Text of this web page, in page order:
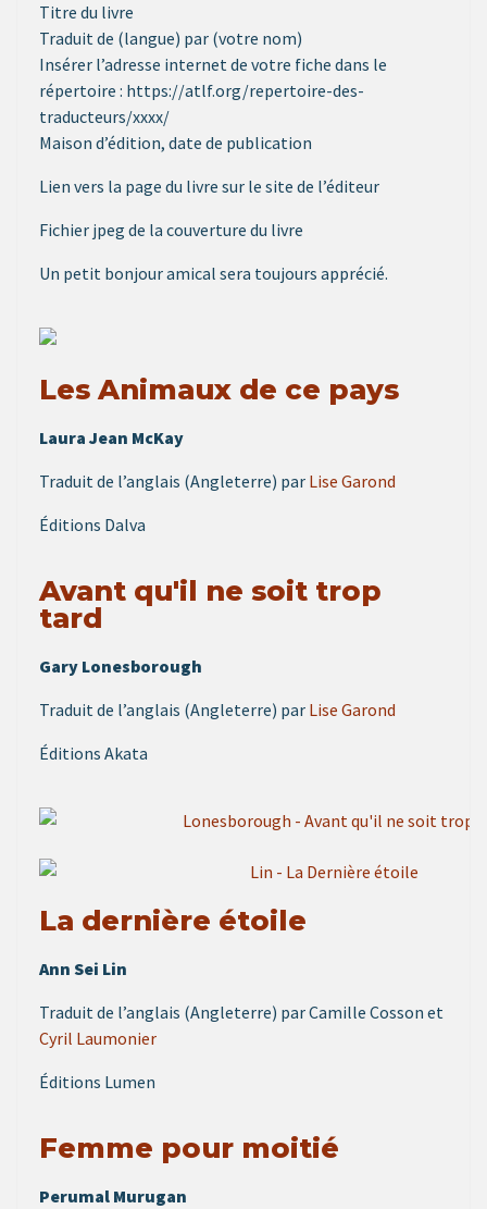
Titre du livre
Traduit de (langue) par (votre nom)
Insérer l’adresse internet de votre fiche dans le
répertoire : https://atlf.org/repertoire-des-
traducteurs/xxxx/
Maison d’édition, date de publication
Lien vers la page du livre sur le site de l’éditeur
Fichier jpeg de la couverture du livre
Un petit bonjour amical sera toujours apprécié.
Les Animaux de ce pays
Laura Jean McKay
Traduit de l’anglais (Angleterre) par Lise Garond
Éditions Dalva
Avant qu'il ne soit trop
tard
Gary Lonesborough
Traduit de l’anglais (Angleterre) par Lise Garond
Éditions Akata
La dernière étoile
Ann Sei Lin
Traduit de l’anglais (Angleterre) par Camille Cosson et
Cyril Laumonier
Éditions Lumen
Femme pour moitié
Perumal Murugan